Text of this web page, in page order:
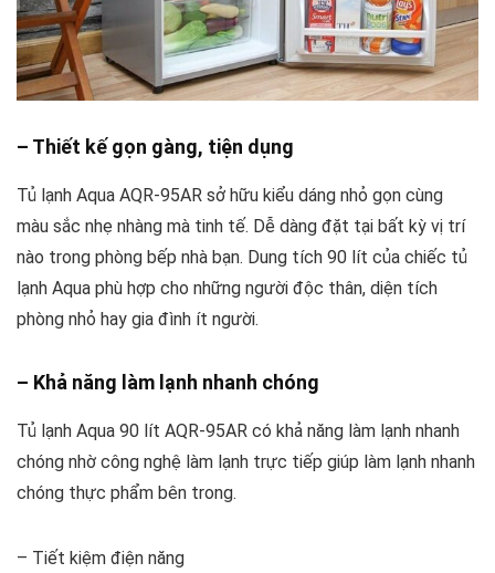
– Thiết kế gọn gàng, tiện dụng
Tủ lạnh Aqua AQR-95AR sở hữu kiểu dáng nhỏ gọn cùng
màu sắc nhẹ nhàng mà tinh tế. Dễ dàng đặt tại bất kỳ vị trí
nào trong phòng bếp nhà bạn. Dung tích 90 lít của chiếc tủ
lạnh Aqua phù hợp cho những người độc thân, diện tích
phòng nhỏ hay gia đình ít người.
– Khả năng làm lạnh nhanh chóng
Tủ lạnh Aqua 90 lít AQR-95AR có khả năng làm lạnh nhanh
chóng nhờ công nghệ làm lạnh trực tiếp giúp làm lạnh nhanh
chóng thực phẩm bên trong.
– Tiết kiệm điện năng